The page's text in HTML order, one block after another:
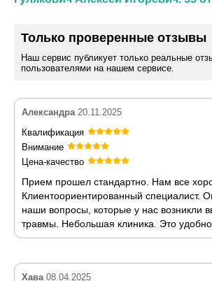
Только проверенные отзывы
Наш сервис публикует только реальные
пользователями на нашем сервисе.
Александра 20.11.2025
Квалификация
Внимание
Цена-качество
Прием прошел стандартно. Нам все
Клиентоориентированный специалист.
наши вопросы, которые у нас возникли
травмы. Небольшая клиника. Это удобно.
Хава 08.04.2025